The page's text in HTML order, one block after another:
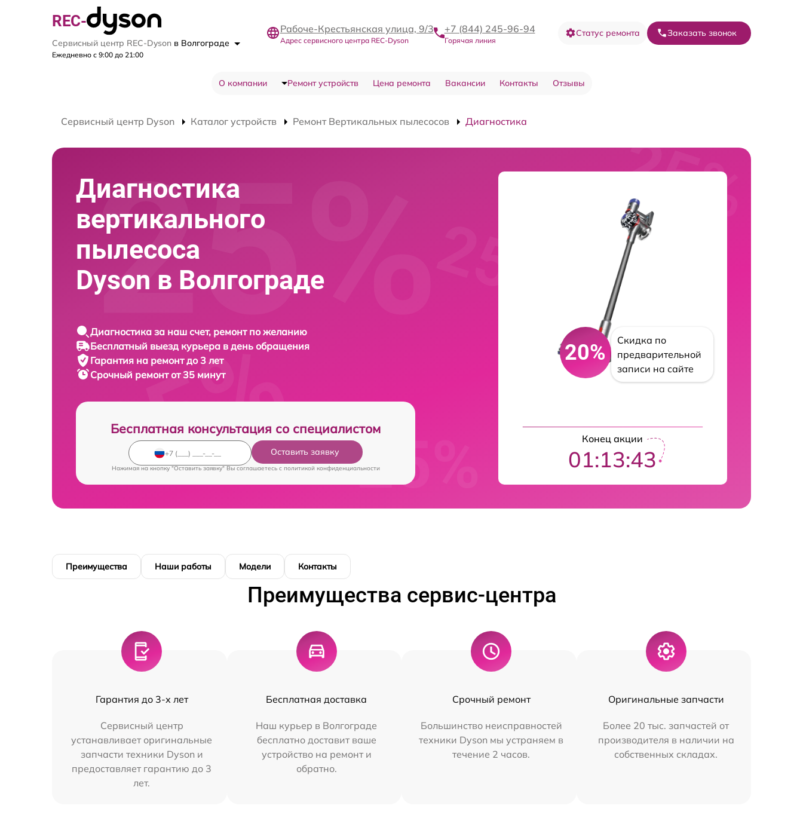
REC-
Сервисный центр REC-Dyson в Волгограде
Ежедневно с 9:00 до 21:00
Рабоче-Крестьянская улица, 9/3
Адрес сервисного центра REC-Dyson
+7 (844) 245-96-94
Горячая линия
Статус ремонта Заказать звонок
О компании Ремонт устройств Цена ремонта Вакансии Контакты Отзывы
Сервисный центр Dyson Каталог устройств Ремонт Вертикальных пылесосов Диагностика
Диагностика
вертикального
пылесоса
Dyson в Волгограде
Диагностика за наш счет, ремонт по желанию
Бесплатный выезд курьера в день обращения
Гарантия на ремонт до 3 лет
Срочный ремонт от 35 минут
Бесплатная консультация со специалистом
Оставить заявку
Нажимая на кнопку "Оставить заявку" Вы соглашаетесь c политикой конфиденциальности
20%
Скидка по
предварительной
записи на сайте
Конец акции
01:13:42
Преимущества Наши работы Модели Контакты
Преимущества сервис-центра
Гарантия до 3-х лет
Сервисный центр
устанавливает оригинальные
запчасти техники Dyson и
предоставляет гарантию до 3
лет.
Бесплатная доставка
Наш курьер в Волгограде
бесплатно доставит ваше
устройство на ремонт и
обратно.
Срочный ремонт
Большинство неисправностей
техники Dyson мы устраняем в
течение 2 часов.
Оригинальные запчасти
Более 20 тыс. запчастей от
производителя в наличии на
собственных складах.